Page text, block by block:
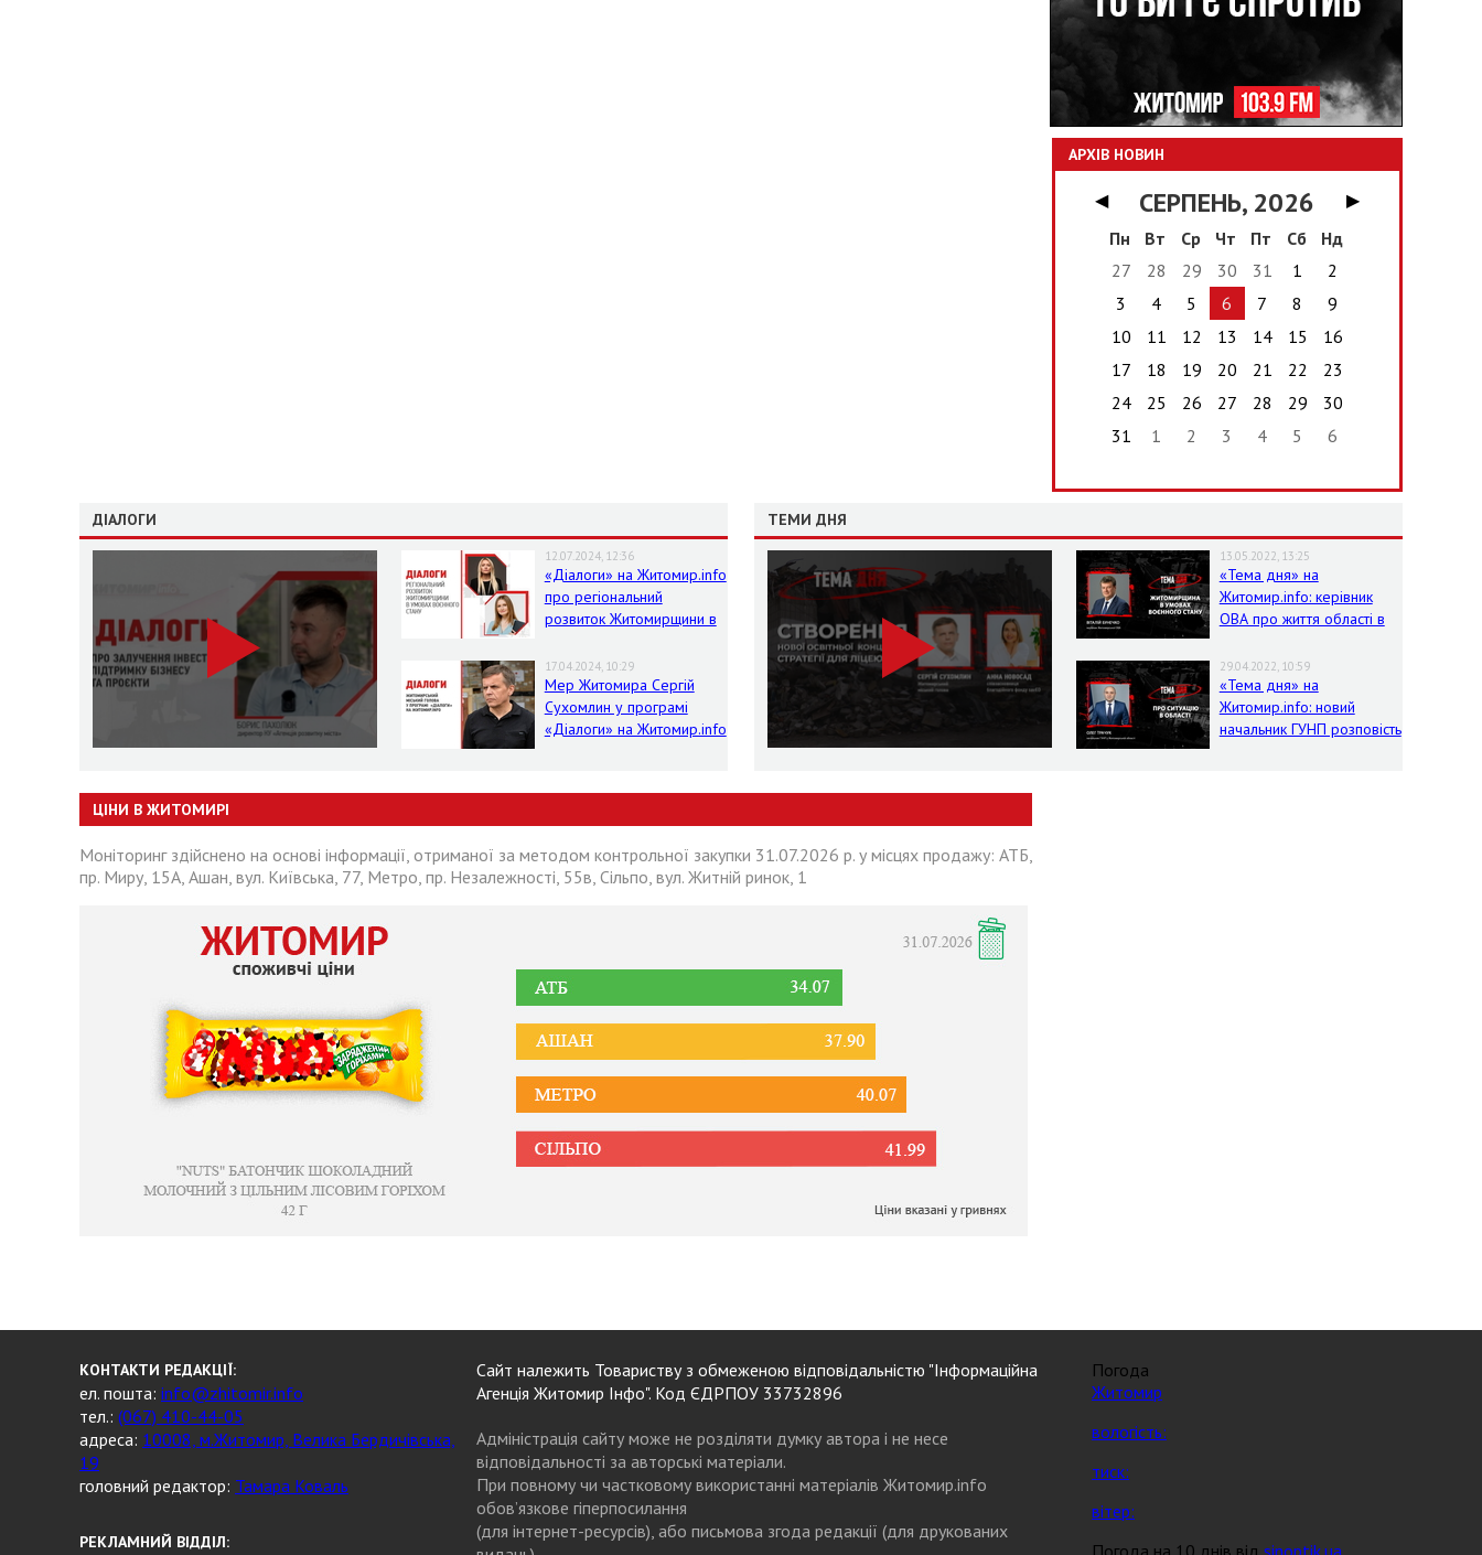
АРХІВ НОВИН
◀ СЕРПЕНЬ, 2026
▶
Пн
Вт Ср Чт Пт Сб
Нд
27
28 29 30 31 1
2
3
4 5 6 7 8
9
10
11 12 13 14 15
16
17
18 19 20 21 22
23
24
25 26 27 28 29
30
31
1 2 3 4 5 6
ДІАЛОГИ
12.07.2024, 12:36
«Діалоги» на Житомир.info
про регіональний
розвиток Житомирщини в
17.04.2024, 10:29
Мер Житомира Сергій
Сухомлин у програмі
«Діалоги» на Житомир.info
ТЕМИ ДНЯ
13.05.2022, 13:25
«Тема дня» на
Житомир.info: керівник
ОВА про життя області в
29.04.2022, 10:59
«Тема дня» на
Житомир.info: новий
начальник ГУНП розповість
ЦІНИ В ЖИТОМИРІ
Моніторинг здійснено на основі інформації, отриманої за методом контрольної закупки 31.07.2026 р. у місцях продажу: АТБ,
пр. Миру, 15А, Ашан, вул. Київська, 77, Метро, пр. Незалежності, 55в, Сільпо, вул. Житній ринок, 1
КОНТАКТИ РЕДАКЦІЇ:
ел. пошта: info@zhitomir.info
тел.: (067) 410-44-05
адреса: 10008, м.Житомир, Велика Бердичівська,
19
головний редактор: Тамара Коваль
РЕКЛАМНИЙ ВІДДІЛ:
Сайт належить Товариству з обмеженою відповідальністю "Інформаційна
Агенція Житомир Інфо". Код ЄДРПОУ 33732896
Адміністрація сайту може не розділяти думку автора і не несе
відповідальності за авторські матеріали.
При повному чи частковому використанні матеріалів Житомир.info
обов’язкове гіперпосилання
(для інтернет-ресурсів), або письмова згода редакції (для друкованих
Погода
Житомир
вологість:
тиск:
вітер:
Погода на 10 днів від sinoptik.ua